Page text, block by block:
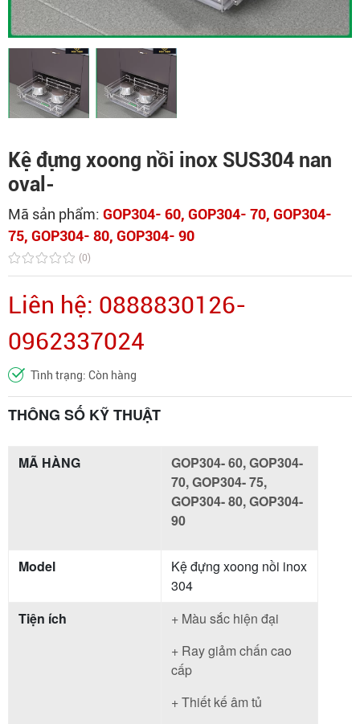
Kệ đựng xoong nồi inox SUS304 nan
oval-
Mã sản phẩm: GOP304- 60, GOP304- 70, GOP304-
75, GOP304- 80, GOP304- 90
(0)
Liên hệ: 0888830126-
0962337024
Tình trạng: Còn hàng
THÔNG SỐ KỸ THUẬT
MÃ HÀNG
GOP304- 60, GOP304-
70, GOP304- 75,
GOP304- 80, GOP304-
90
Model
Kệ đựng xoong nồi inox
304
Tiện ích
+ Màu sắc hiện đại
+ Ray giảm chấn cao
cấp
+ Thiết kế âm tủ